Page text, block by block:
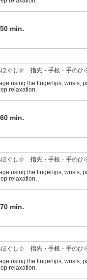
min.
ほぐし☆ 指先・手根・手のひ
using the fingertips, wrists,
relaxation.
min.
ほぐし☆ 指先・手根・手のひ
using the fingertips, wrists,
relaxation.
min.
ほぐし☆ 指先・手根・手のひ
using the fingertips, wrists,
relaxation.